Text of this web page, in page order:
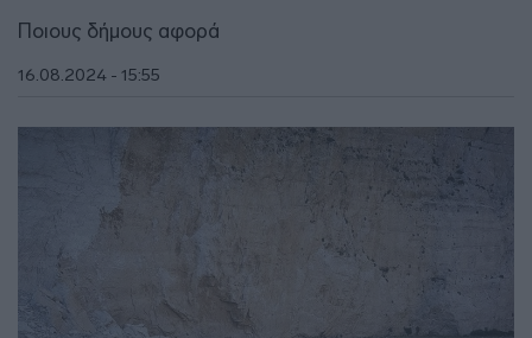
Ποιους δήμους αφορά
16.08.2024 - 15:55